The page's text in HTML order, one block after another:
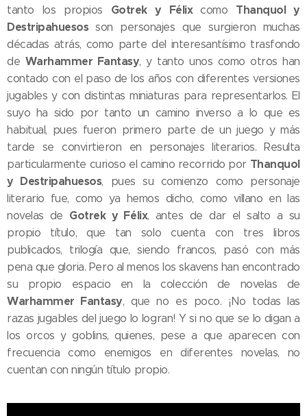
tanto los propios Gotrek y Félixcomo Thanquol y
Destripahuesos son personajes que surgieron muchas
décadas atrás, como parte del interesantísimo trasfondo
de Warhammer Fantasy, y tanto unos como otros han
contado con el paso de los años con diferentes versiones
jugables y con distintas miniaturas para representarlos. El
suyo ha sido por tanto un camino inverso a lo que es
habitual, pues fueron primero parte de un juego y más
tarde se convirtieron en personajes literarios. Resulta
particularmente curioso el camino recorrido por Thanquol
y Destripahuesos, pues su comienzo como personaje
literario fue, como ya hemos dicho, como villano en las
novelas de Gotrek y Félix, antes de dar el salto a su
propio título, que tan solo cuenta con tres libros
publicados, trilogía que, siendo francos, pasó con más
pena que gloria. Pero al menos los skavens han encontrado
su propio espacio en la colección de novelas de
Warhammer Fantasy, que no es poco. ¡No todas las
razas jugables del juego lo logran! Y si no que se lo digan a
los orcos y goblins, quienes, pese a que aparecen con
frecuencia como enemigos en diferentes novelas, no
cuentan con ningún título propio.